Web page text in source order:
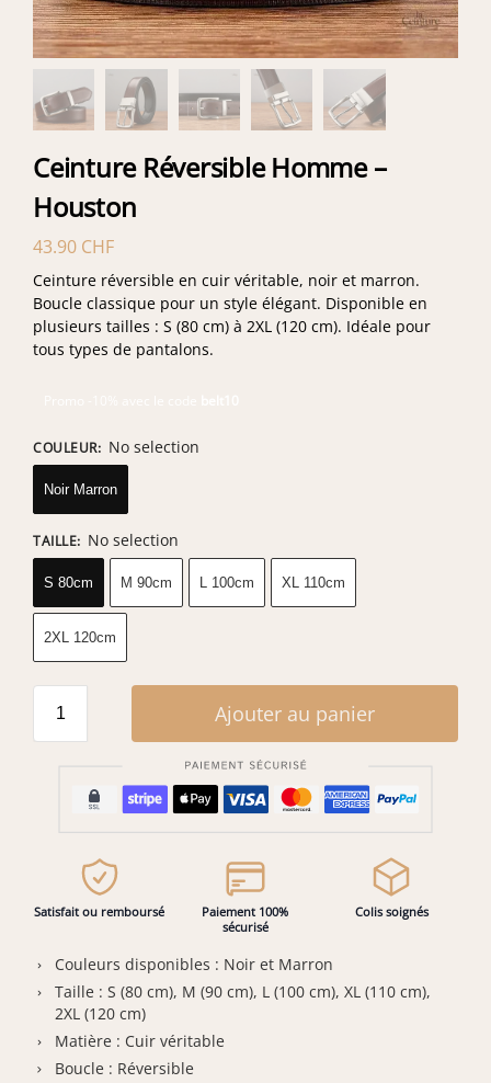
Ceinture Réversible Homme –
Houston
43.90 CHF
Ceinture réversible en cuir véritable, noir et marron.
Boucle classique pour un style élégant. Disponible en
plusieurs tailles : S (80 cm) à 2XL (120 cm). Idéale pour
tous types de pantalons.
COULEUR: No selection
Noir Marron
TAILLE: No selection
S 80cm M 90cm L 100cm XL 110cm
2XL 120cm
Ajouter au panier
Satisfait ou remboursé
Paiement 100%
sécurisé
Colis soignés
Couleurs disponibles : Noir et Marron
Taille : S (80 cm), M (90 cm), L (100 cm), XL (110 cm),
2XL (120 cm)
Matière : Cuir véritable
Boucle : Réversible